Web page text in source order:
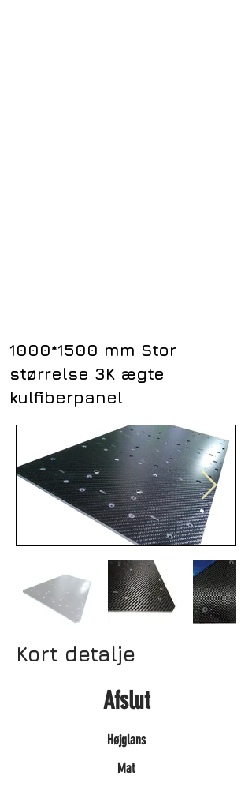
1000*1500 mm Stor
størrelse 3K ægte
kulfiberpanel
Kort detalje
Afslut
Højglans
Mat